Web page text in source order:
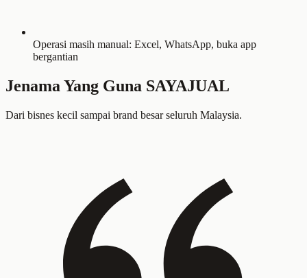
Operasi masih manual: Excel, WhatsApp, buka app
bergantian
Jenama Yang Guna SAYAJUAL
Dari bisnes kecil sampai brand besar seluruh Malaysia.